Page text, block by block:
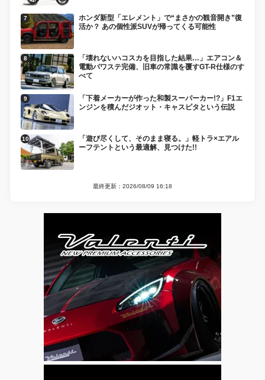
ホンダ新型「エレメント」で“まさかの観音開き”復
活か？ あの個性派SUVが帰ってくる可能性
「壊れないハコスカを目指した結果…」エアコン＆
電動パワステ完備、旧車の常識を覆すGT-R仕様のす
べて
「下着メーカーが作った和製スーパーカー!?」F1エ
ンジンを積んだジオット・キャスピタという伝説
「遊び尽くして、そのまま寝る。」軽トラ×エアル
ーフテントという最適解、見つけた!!
最終更新：2026/08/09 16:18